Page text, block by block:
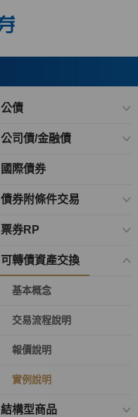
公債
公司債/金融債
國際債券
債券附條件交易
票券RP
可轉債資產交換
基本概念
交易流程說明
報價說明
實例說明
結構型商品